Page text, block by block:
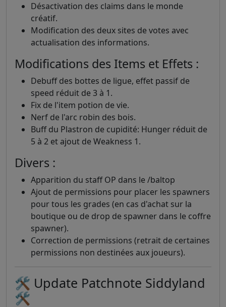
Désactivation des claims dans le monde
créatif.
Modification des deux sites de votes avec
actualisation des informations.
Modifications des Items et Effets :
Debuff des bottes de ligue, effet passif de
speed réduit de 3 à 1.
Fix de l'item potion de vie.
Nerf de l'arc robin des bois.
Buff du Plastron de cupidité: Hunger réduit de
5 à 2 et ajout de Weakness 1.
Divers :
Apparition du staff OP dans le /baltop
Ajout de permissions pour placer les spawners
pour tous les grades (en cas d'achat sur la
boutique ou de drop de spawner dans le coffre
spawner).
Correction de permissions (retrait de certaines
permissions non destinées aux joueurs).
🛠️ Update Patchnote Siddyland
🛠️